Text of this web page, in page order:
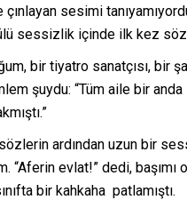
çınlayan sesimi
sessizlik içinde ilk kez
bir tiyatro sanatçısı, bir
şuydu: “Tüm aile bir
ardından uzun bir
“Aferin evlat!” dedi,
bir kahkaha patlamıştı.